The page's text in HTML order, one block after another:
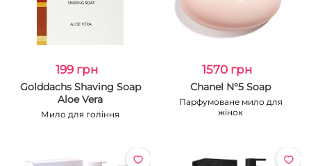
199 грн
Golddachs Shaving Soap
Aloe Vera
Мило для гоління
1570 грн
Chanel N°5 Soap
Парфумоване мило для
жінок